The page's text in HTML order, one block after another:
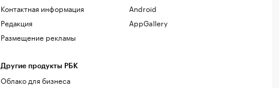
Контактная информация
Редакция
Размещение рекламы
Другие продукты РБК
Облако для бизнеса
Android
AppGallery